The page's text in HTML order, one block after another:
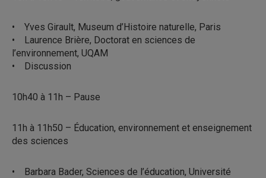
• Yves Girault, Museum d’Histoire naturelle, Paris
• Laurence Brière, Doctorat en sciences de
l’environnement, UQAM
• Discussion
10h40 à 11h – Pause
11h à 11h50 – Éducation, environnement et enseignement
des sciences
• Barbara Bader, Sciences de l’éducation, Université